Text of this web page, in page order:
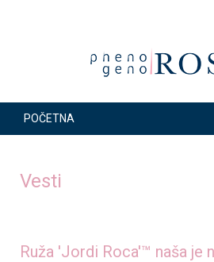
POČETNA
Vesti
Ruža 'Jordi Roca'™ naša je